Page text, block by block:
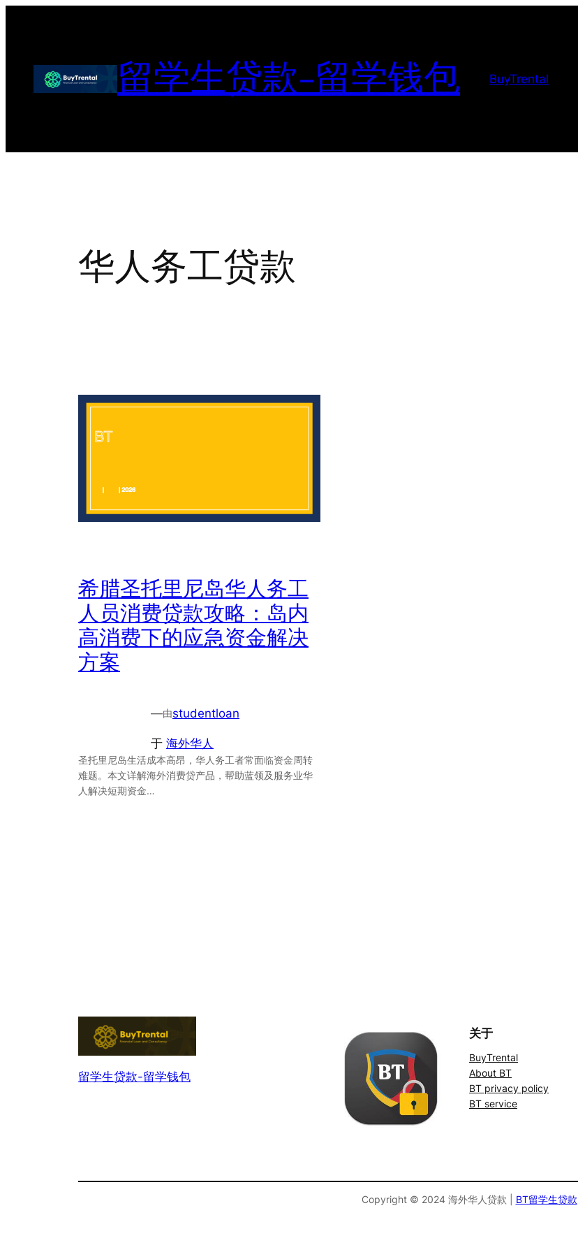
留学生贷款-留学钱包 BuyTrental
华人务工贷款
希腊圣托里尼岛华人务工
人员消费贷款攻略：岛内
高消费下的应急资金解决
方案
—由studentloan
于 海外华人
圣托里尼岛生活成本高昂，华人务工者常面临资金周转
难题。本文详解海外消费贷产品，帮助蓝领及服务业华
人解决短期资金…
留学生贷款-留学钱包
关于
BuyTrental
About BT
BT privacy policy
BT service
Copyright © 2024 海外华人贷款 | BT留学生贷款